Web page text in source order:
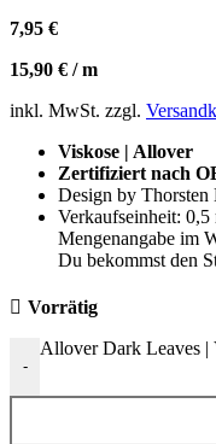
7,95 €
15,90 € /m
inkl. MwSt. zzgl.
Viskose | Allover
Zertifiziert nach
Design by
Verkaufseinheit: 0,5
Mengenangabe im
Du bekommst den
Vorrätig
-
Allover Dark Leaves |